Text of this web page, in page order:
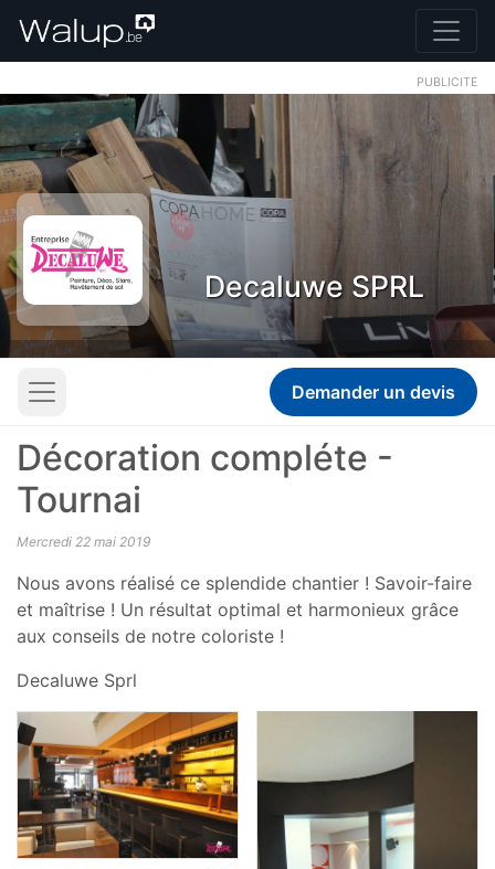
PUBLICITE
Decaluwe SPRL
Demander un devis
Décoration compléte -
Tournai
Mercredi 22 mai 2019
Nous avons réalisé ce splendide chantier ! Savoir-faire
et maîtrise ! Un résultat optimal et harmonieux grâce
aux conseils de notre coloriste !
Decaluwe Sprl